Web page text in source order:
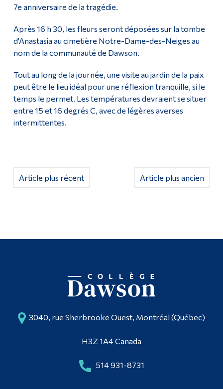
7e anniversaire de la tragédie.
Après 16 h 30, les fleurs seront déposées sur la tombe
d'Anastasia au cimetière Notre-Dame-des-Neiges au
nom de la communauté de Dawson.
Tout au long de la journée, une visite au jardin de la paix
peut être le lieu idéal pour une réflexion tranquille, si le
temps le permet. Les températures devraient se situer
entre 15 et 16 degrés C, avec de légères averses
intermittentes.
Article plus ancien
Article plus récent
3040, rue Sherbrooke Ouest, Montréal (Québec)
H3Z 1A4 Canada
514 931-8731
Qui vous êtes
Futurs étudiants
Étudiants actuels
personnel administratif
Diplômé·es et visiteur·euses